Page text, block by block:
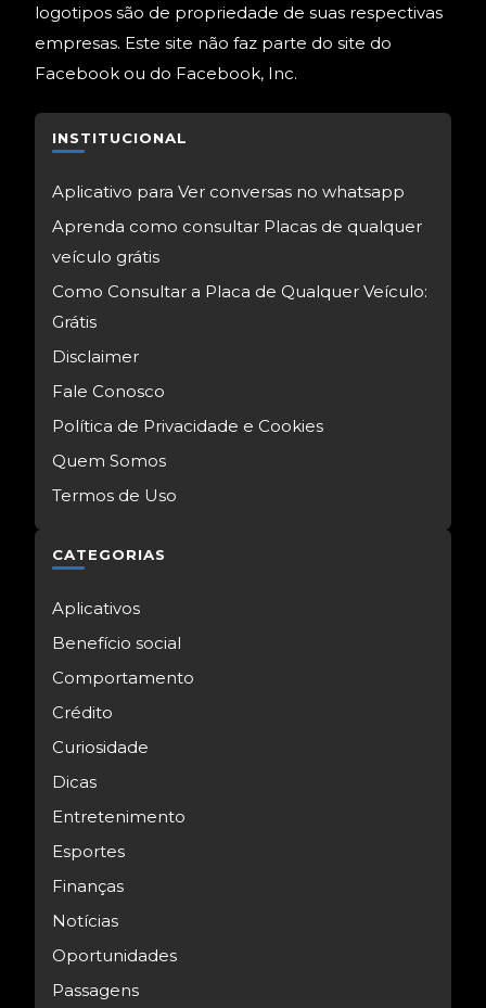
logotipos são de propriedade de suas respectivas
empresas. Este site não faz parte do site do
Facebook ou do Facebook, Inc.
INSTITUCIONAL
Aplicativo para Ver conversas no whatsapp
Aprenda como consultar Placas de qualquer
veículo grátis
Como Consultar a Placa de Qualquer Veículo:
Grátis
Disclaimer
Fale Conosco
Política de Privacidade e Cookies
Quem Somos
Termos de Uso
CATEGORIAS
Aplicativos
Benefício social
Comportamento
Crédito
Curiosidade
Dicas
Entretenimento
Esportes
Finanças
Notícias
Oportunidades
Passagens